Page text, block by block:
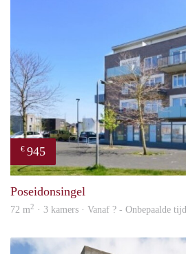
€ 945
Poseidonsingel
72 m2 · 3 kamers · Vanaf ? - Onbepaalde tijd